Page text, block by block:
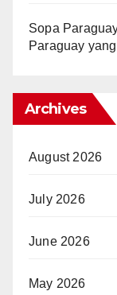
Sopa
Paraguay
Archives
August 2026
July 2026
June 2026
May 2026